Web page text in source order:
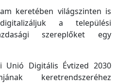
keretében világszinten is
a települési
szereplőket egy
Unió Digitális Évtized 2030
keretrendszeréhez